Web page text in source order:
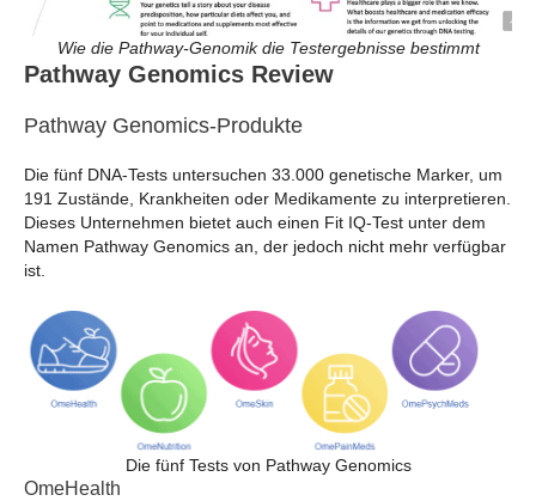
Wie die Pathway-Genomik die Testergebnisse bestimmt
Pathway Genomics Review
Pathway Genomics-Produkte
Die fünf DNA-Tests untersuchen 33.000 genetische Marker, um
191 Zustände, Krankheiten oder Medikamente zu interpretieren.
Dieses Unternehmen bietet auch einen Fit IQ-Test unter dem
Namen Pathway Genomics an, der jedoch nicht mehr verfügbar
ist.
Die fünf Tests von Pathway Genomics
OmeHealth